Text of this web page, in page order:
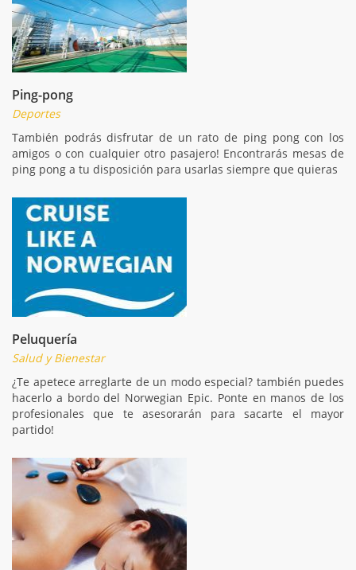
Ping-pong
Deportes
También podrás disfrutar de un rato de ping pong con los
amigos o con cualquier otro pasajero! Encontrarás mesas de
ping pong a tu disposición para usarlas siempre que quieras
Peluquería
Salud y Bienestar
¿Te apetece arreglarte de un modo especial? también puedes
hacerlo a bordo del Norwegian Epic. Ponte en manos de los
profesionales que te asesorarán para sacarte el mayor
partido!